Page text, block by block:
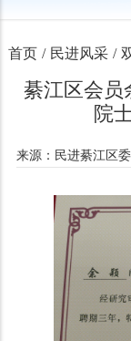
首页 / 民进风采 /
綦江区会员
院
来源：民进綦江区